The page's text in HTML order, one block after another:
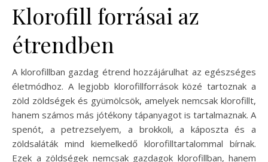
Klorofill forrásai az
étrendben
A klorofillban gazdag étrend hozzájárulhat az egészséges
életmódhoz. A legjobb klorofillforrások közé tartoznak a
zöld zöldségek és gyümölcsök, amelyek nemcsak klorofillt,
hanem számos más jótékony tápanyagot is tartalmaznak. A
spenót, a petrezselyem, a brokkoli, a káposzta és a
zöldsaláták mind kiemelkedő klorofilltartalommal bírnak.
Ezek a zöldségek nemcsak gazdagok klorofillban, hanem